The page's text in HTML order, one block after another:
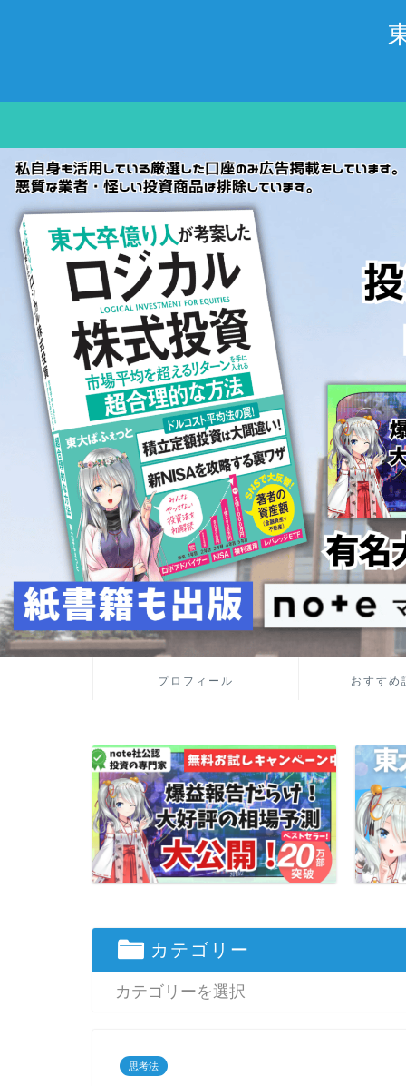
プロフィール おすすめ
カテゴリー
思考法